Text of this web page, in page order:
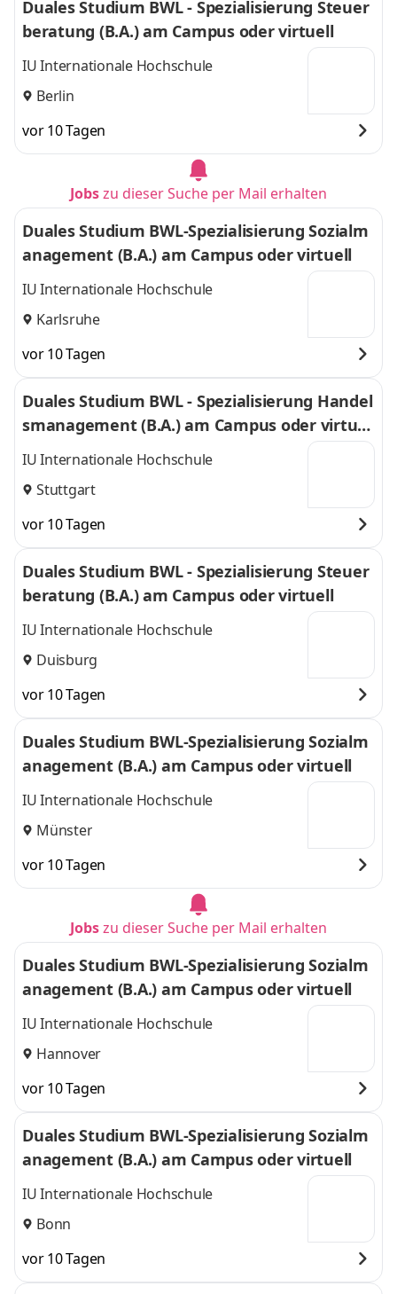
Duales Studium BWL - Spezialisierung Steuer
beratung (B.A.) am Campus oder virtuell
IU Internationale Hochschule
Berlin
vor 10 Tagen
Jobszu dieser Suche per Mail erhalten
Duales Studium BWL-Spezialisierung Sozialm
anagement (B.A.) am Campus oder virtuell
IU Internationale Hochschule
Karlsruhe
vor 10 Tagen
Duales Studium BWL - Spezialisierung Handel
smanagement (B.A.) am Campus oder virtuel
l
IU Internationale Hochschule
Stuttgart
vor 10 Tagen
Duales Studium BWL - Spezialisierung Steuer
beratung (B.A.) am Campus oder virtuell
IU Internationale Hochschule
Duisburg
vor 10 Tagen
Duales Studium BWL-Spezialisierung Sozialm
anagement (B.A.) am Campus oder virtuell
IU Internationale Hochschule
Münster
vor 10 Tagen
Jobszu dieser Suche per Mail erhalten
Duales Studium BWL-Spezialisierung Sozialm
anagement (B.A.) am Campus oder virtuell
IU Internationale Hochschule
Hannover
vor 10 Tagen
Duales Studium BWL-Spezialisierung Sozialm
anagement (B.A.) am Campus oder virtuell
IU Internationale Hochschule
Bonn
vor 10 Tagen